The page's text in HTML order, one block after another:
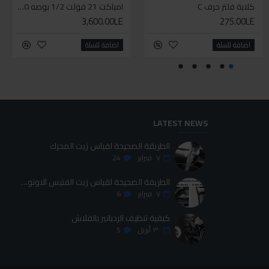
سيليكون متعدد الاستخدام
70.00LE
اضافة للسلة
طقم حل كلبسات بشنطه قماش ١٩ قطعه للخدمات الشاقه
700.00LE
اضافة للسلة
كلابة فلتر حرف C
275.00LE
اضافة للسلة
امباكت 21 فولت 1/2 بوصه 550 نيوتن من دورميري
3,600.00LE
اضافة للسلة
LATEST NEWS
الطريقة الصحيحة لقياس زيت المحرك
٠٧ فبراير 24
الطريقة الصحيحة لقياس زيت الفتيس الاوتوماتيك
٠٧ فبراير 6
كيفية تنظيف الردياتير بالفلاش
٣٠ أبريل 5